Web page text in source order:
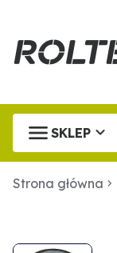
SKLEP
Strona główna